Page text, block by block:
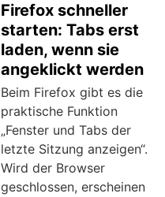
Firefox schneller
starten: Tabs erst
laden, wenn sie
angeklickt werden
Beim Firefox gibt es die
praktische Funktion
„Fenster und Tabs der
letzte Sitzung anzeigen“.
Wird der Browser
geschlossen, erscheinen